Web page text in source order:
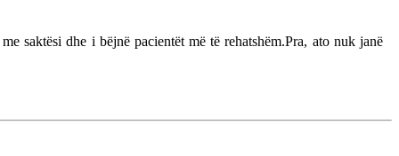
saktësi dhe i bëjnë pacientët më të rehatshëm.Pra, ato nuk janë